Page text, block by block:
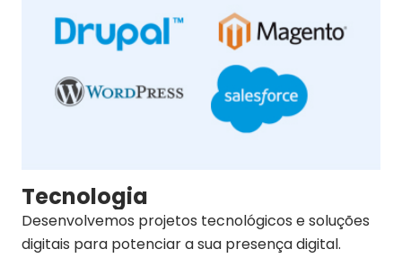
Tecnologia
Desenvolvemos projetos tecnológicos e soluções
digitais para potenciar a sua presença digital.